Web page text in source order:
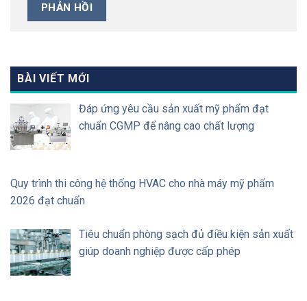
BÀI VIẾT MỚI
Đáp ứng yêu cầu sản xuất mỹ phẩm đạt
chuẩn CGMP để nâng cao chất lượng
Quy trình thi công hệ thống HVAC cho nhà máy mỹ phẩm
2026 đạt chuẩn
Tiêu chuẩn phòng sạch đủ điều kiện sản xuất
giúp doanh nghiệp được cấp phép